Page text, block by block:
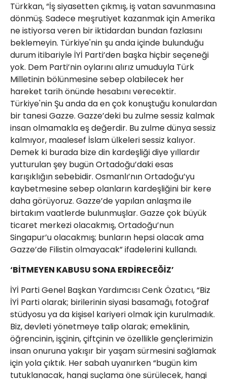
Türkkan, “İş siyasetten çıkmış, iş vatan savunmasına
dönmüş. Sadece meşrutiyet kazanmak için Amerika
ne istiyorsa veren bir iktidardan bundan fazlasını
beklemeyin. Türkiye'nin şu anda içinde bulunduğu
durum itibariyle İYİ Parti’den başka hiçbir seçeneği
yok. Dem Parti’nin oylarını alırız umuduyla Türk
Milletinin bölünmesine sebep olabilecek her
hareket tarih önünde hesabını verecektir.
Türkiye'nin Şu anda da en çok konuştuğu konulardan
bir tanesi Gazze. Gazze’deki bu zulme sessiz kalmak
insan olmamakla eş değerdir. Bu zulme dünya sessiz
kalmıyor, maalesef İslam ülkeleri sessiz kalıyor.
Demek ki burada bize din kardeşliği diye yıllardır
yutturulan şey bugün Ortadoğu’daki esas
karışıklığın sebebidir. Osmanlı’nın Ortadoğu’yu
kaybetmesine sebep olanların kardeşliğini bir kere
daha görüyoruz. Gazze’de yapılan anlaşma ile
birtakım vaatlerde bulunmuşlar. Gazze çok büyük
ticaret merkezi olacakmış, Ortadoğu’nun
Singapur’u olacakmış; bunların hepsi olacak ama
Gazze’de Filistin olmayacak” ifadelerini kullandı.
‘BİTMEYEN KABUSU SONA ERDİRECEĞİZ’
İYİ Parti Genel Başkan Yardımcısı Cenk Özatıcı, “Biz
İYİ Parti olarak; birilerinin siyasi basamağı, fotoğraf
stüdyosu ya da kişisel kariyeri olmak için kurulmadık.
Biz, devleti yönetmeye talip olarak; emeklinin,
öğrencinin, işçinin, çiftçinin ve özellikle gençlerimizin
insan onuruna yakışır bir yaşam sürmesini sağlamak
için yola çıktık. Her sabah uyanırken “bugün kim
tutuklanacak, hangi suçlama öne sürülecek, hangi